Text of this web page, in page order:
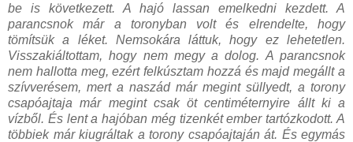
be is következett. A hajó lassan emelkedni kezdett. A
parancsnok már a toronyban volt és elrendelte, hogy
tömítsük a léket. Nemsokára láttuk, hogy ez lehetetlen.
Visszakiáltottam, hogy nem megy a dolog. A parancsnok
nem hallotta meg, ezért felkúsztam hozzá és majd megállt a
szívverésem, mert a naszád már megint süllyedt, a torony
csapóajtaja már megint csak öt centiméternyire állt ki a
vízből. És lent a hajóban még tizenkét ember tartózkodott. A
többiek már kiugráltak a torony csapóajtaján át. És egymás